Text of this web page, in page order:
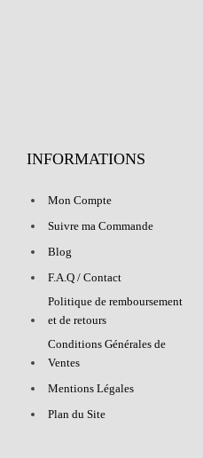
INFORMATIONS
Mon Compte
Suivre ma Commande
Blog
F.A.Q / Contact
Politique de remboursement
et de retours
Conditions Générales de
Ventes
Mentions Légales
Plan du Site